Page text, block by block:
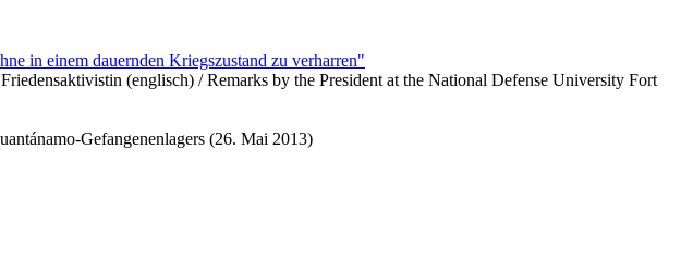
in einem dauernden Kriegszustand zu verharren"
(englisch) / Remarks by the President at the National Defense University Fort
Gefangenenlagers (26. Mai 2013)